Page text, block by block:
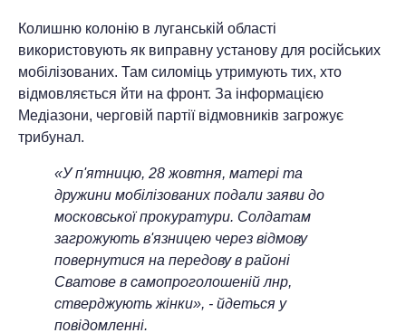
Колишню колонію в луганській області
використовують як виправну установу для російських
мобілізованих. Там силоміць утримують тих, хто
відмовляється йти на фронт. За інформацією
Медіазони, черговій партії відмовників загрожує
трибунал.
«У п'ятницю, 28 жовтня, матері та
дружини мобілізованих подали заяви до
московської прокуратури. Солдатам
загрожують в'язницею через відмову
повернутися на передову в районі
Сватове в самопроголошеній лнр,
стверджують жінки», - йдеться у
повідомленні.